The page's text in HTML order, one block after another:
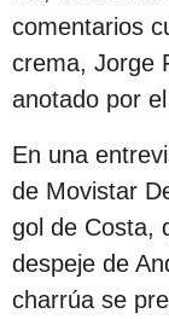
o
s
d
e
s
comentarios
crema, Jorge
anotado por
En una
de Movistar
gol de Costa,
despeje de
charrúa se